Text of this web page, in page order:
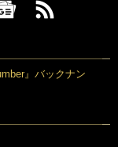
』バックナン